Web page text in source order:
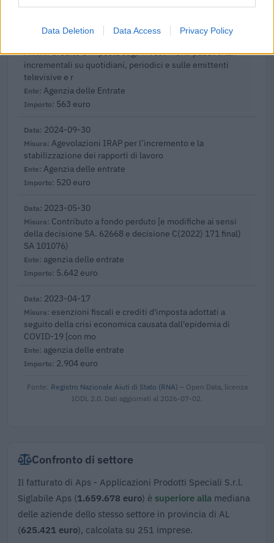
Data Deletion Data Access Privacy Policy
Credito d'imposta sugli investimenti pubblicitari
incrementali su quotidiani, periodici e sulle emittenti
televisive e r
Agenzia delle Entrate
563 euro
2024-09-30
Agevolazioni IRAP per l’incremento e la
stabilizzazione dei rapporti di lavoro
Agenzia delle entrate
520 euro
2023-05-30
Contributo a fondo perduto [e modifiche ai sensi
della decisione SA. 62668 e decisione C(2022) 171 final)
SA 101076)
agenzia delle entrate
5.642 euro
2023-04-17
esenzioni fiscali e crediti d'imposta adottati a
seguito della crisi economica causata dall'epidemia di
COVID-19 [con mo
agenzia delle entrate
2.904 euro
Fonte: Registro Nazionale Aiuti di Stato (RNA) – Open Data, licenza
IODL 2.0. Dati aggiornati al 2026-07-02.
Confronto di settore
Il fatturato di Aps - Applicazioni Prodotti Speciali S.r.l.
Siglabile Aps (1.659.678 euro) è superiore alla mediana
delle aziende dello stesso settore in provincia di AL
(625.421 euro), calcolata su 251 imprese.